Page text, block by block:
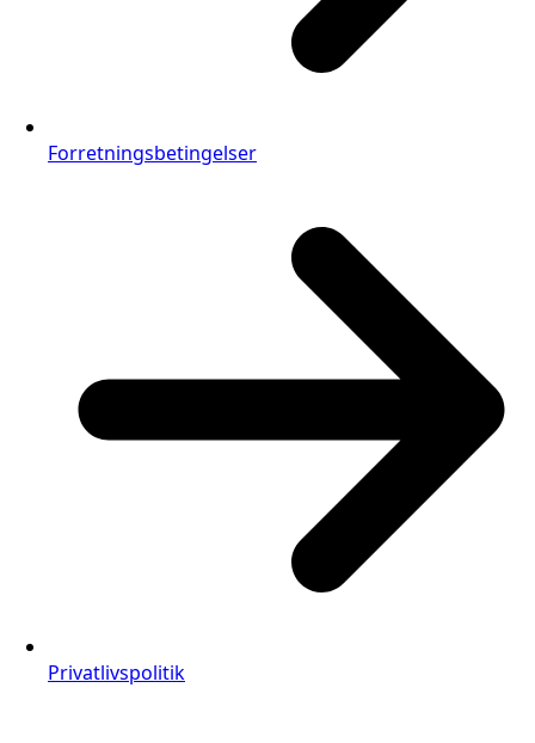
Forretningsbetingelser
Privatlivspolitik